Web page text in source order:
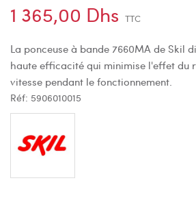
1 365,00 Dhs TTC
La ponceuse à bande 7660MA de Skil
haute efficacité qui minimise l'effet du
vitesse pendant le fonctionnement.
Réf: 5906010015